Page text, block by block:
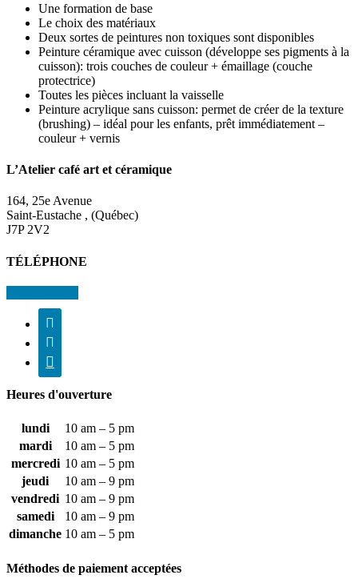
Une formation de base
Le choix des matériaux
Deux sortes de peintures non toxiques sont disponibles
Peinture céramique avec cuisson (développe ses pigments à la
cuisson): trois couches de couleur + émaillage (couche
protectrice)
Toutes les pièces incluant la vaisselle
Peinture acrylique sans cuisson: permet de créer de la texture
(brushing) – idéal pour les enfants, prêt immédiatement –
couleur + vernis
L’Atelier café art et céramique
164, 25e Avenue
Saint-Eustache , (Québec)
J7P 2V2
TÉLÉPHONE



Heures d'ouverture
lundi
10 am – 5 pm
mardi
10 am – 5 pm
mercredi 10 am – 5 pm
jeudi
10 am – 9 pm
vendredi 10 am – 9 pm
samedi
10 am – 9 pm
dimanche 10 am – 5 pm
Méthodes de paiement acceptées